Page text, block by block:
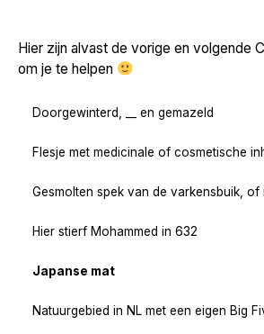
Hier zijn alvast de vorige en volgende
om je te helpen
Doorgewinterd, __ en gemazeld
Flesje met medicinale of cosmetische
Gesmolten spek van de varkensbuik, of
Hier stierf Mohammed in 632
Japanse mat
Natuurgebied in NL met een eigen Big